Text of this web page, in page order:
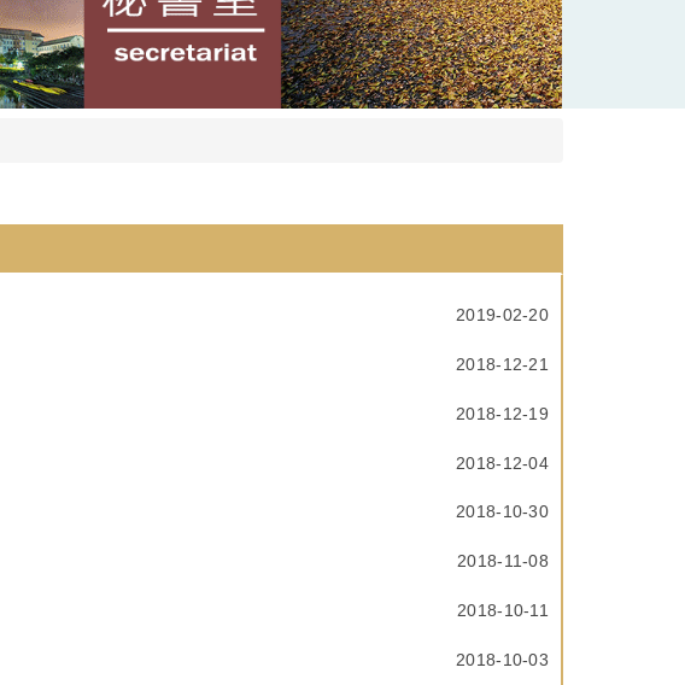
2019-02-20
2018-12-21
2018-12-19
2018-12-04
2018-10-30
2018-11-08
2018-10-11
2018-10-03